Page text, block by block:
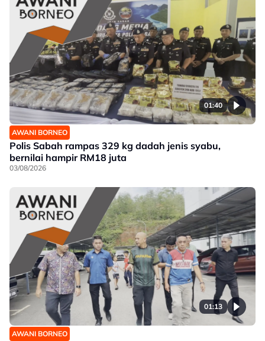
01:40
AWANI BORNEO
Polis Sabah rampas 329 kg dadah jenis syabu,
bernilai hampir RM18 juta
03/08/2026
01:13
AWANI BORNEO